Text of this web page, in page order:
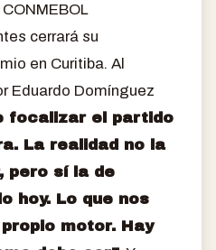
cerrará su
en Curitiba. Al
Eduardo Domínguez
focalizar el partido
La realidad no la
pero sí la de
hoy. Lo que nos
motor. Hay